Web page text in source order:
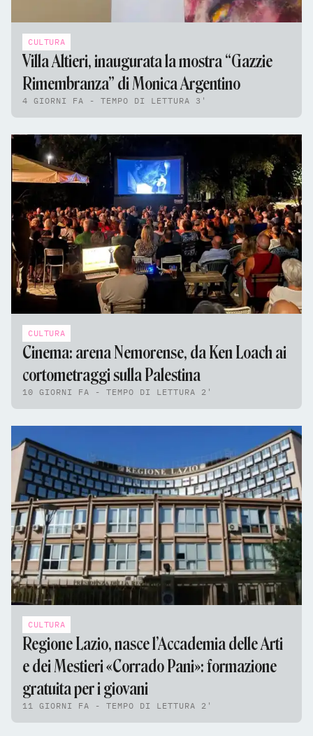
CULTURA
Villa Altieri, inaugurata la mostra “Gazzie
Rimembranza” di Monica Argentino
4 GIORNI FA - TEMPO DI LETTURA 3'
CULTURA
Cinema: arena Nemorense, da Ken Loach ai
cortometraggi sulla Palestina
10 GIORNI FA - TEMPO DI LETTURA 2'
CULTURA
Regione Lazio, nasce l’Accademia delle Arti
e dei Mestieri «Corrado Pani»: formazione
gratuita per i giovani
11 GIORNI FA - TEMPO DI LETTURA 2'